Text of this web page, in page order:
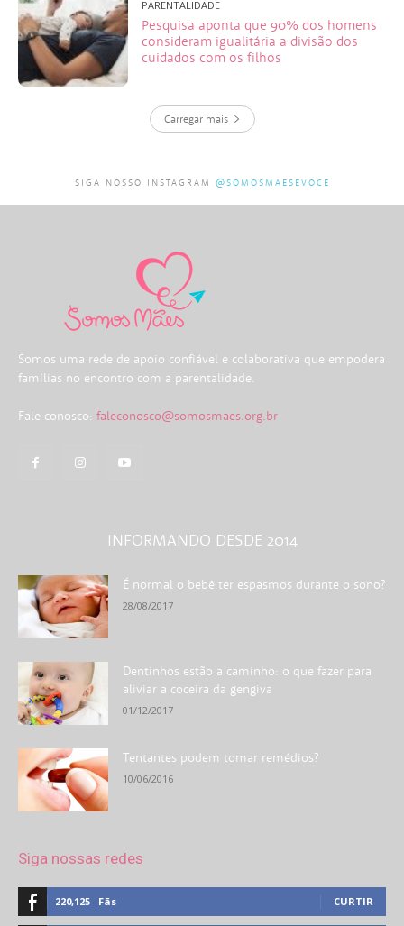
PARENTALIDADE
Pesquisa aponta que 90% dos homens
consideram igualitária a divisão dos
cuidados com os filhos
Carregar mais
SIGA NOSSO INSTAGRAM @SOMOSMAESEVOCE
Somos uma rede de apoio confiável e colaborativa que empodera
famílias no encontro com a parentalidade.
Fale conosco: faleconosco@somosmaes.org.br
INFORMANDO DESDE 2014
É normal o bebê ter espasmos durante o sono?
28/08/2017
Dentinhos estão a caminho: o que fazer para
aliviar a coceira da gengiva
01/12/2017
Tentantes podem tomar remédios?
10/06/2016
Siga nossas redes
220,125 Fãs CURTIR